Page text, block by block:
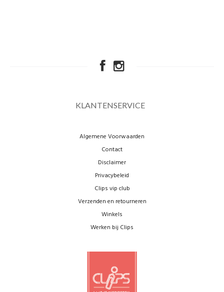
KLANTENSERVICE
Algemene Voorwaarden
Contact
Disclaimer
Privacybeleid
Clips vip club
Verzenden en retourneren
Winkels
Werken bij Clips